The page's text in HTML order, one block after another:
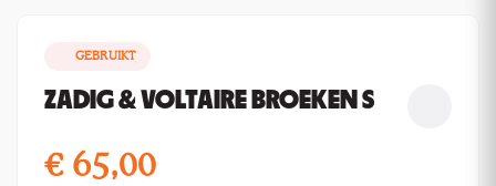
GEBRUIKT
ZADIG & VOLTAIRE BROEKEN S
€ 65,00